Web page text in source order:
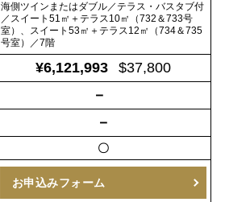
海側ツインまたはダブル／テラス・バスタブ付
／スイート51㎡＋テラス10㎡（732＆733号
室）、スイート53㎡＋テラス12㎡（734＆735
号室）／7階
¥6,121,993 $37,800
－
－
〇
お申込みフォーム